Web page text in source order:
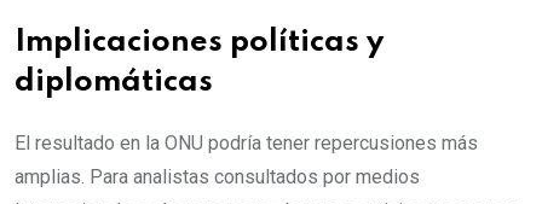
Implicaciones políticas y
diplomáticas
El resultado en la ONU podría tener repercusiones más
amplias. Para analistas consultados por medios